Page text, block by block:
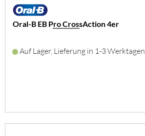
Oral-B EB Pro CrossAction 4er
Auf Lager, Lieferung in 1-3 Werktagen